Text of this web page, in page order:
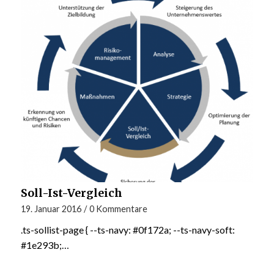
Soll-Ist-Vergleich
19. Januar 2016 / 0 Kommentare
.ts-sollist-page { --ts-navy: #0f172a; --ts-navy-soft:
#1e293b;…